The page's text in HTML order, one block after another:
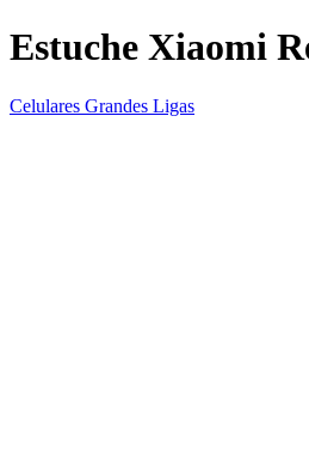
Estuche Xiaomi
Celulares Grandes Ligas